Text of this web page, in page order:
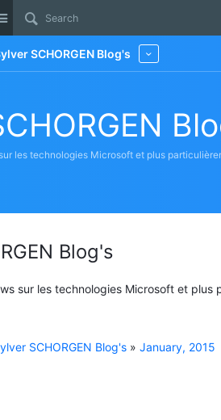
Site
SCHORGEN Blog's
les technologies Microsoft et plus
Blog's
sur les technologies Microsoft et
SCHORGEN Blog's » January, 2015